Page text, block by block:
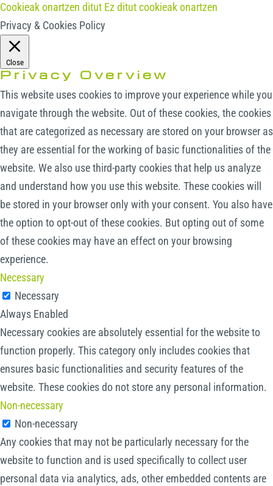
Cookieak onartzen ditut Ez ditut cookieak onartzen
Privacy & Cookies Policy
Close
Privacy Overview
This website uses cookies to improve your experience while you
navigate through the website. Out of these cookies, the cookies
that are categorized as necessary are stored on your browser as
they are essential for the working of basic functionalities of the
website. We also use third-party cookies that help us analyze
and understand how you use this website. These cookies will
be stored in your browser only with your consent. You also have
the option to opt-out of these cookies. But opting out of some
of these cookies may have an effect on your browsing
experience.
Necessary
Necessary
Always Enabled
Necessary cookies are absolutely essential for the website to
function properly. This category only includes cookies that
ensures basic functionalities and security features of the
website. These cookies do not store any personal information.
Non-necessary
Non-necessary
Any cookies that may not be particularly necessary for the
website to function and is used specifically to collect user
personal data via analytics, ads, other embedded contents are